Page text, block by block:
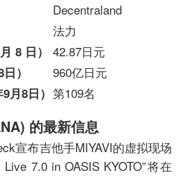
Decentraland
法力
8 日） 42.87日元
） 960亿日元
月8日） 第109名
的最新信息
宣布吉他手MIYAVI的虚拟现场
7.0 in OASIS KYOTO”将在